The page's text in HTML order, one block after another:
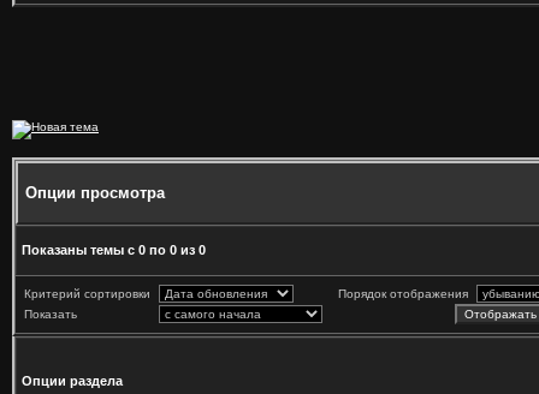
Опции просмотра
Показаны темы с 0 по 0 из 0
Критерий сортировки
Порядок отображения
Показать
Опции раздела